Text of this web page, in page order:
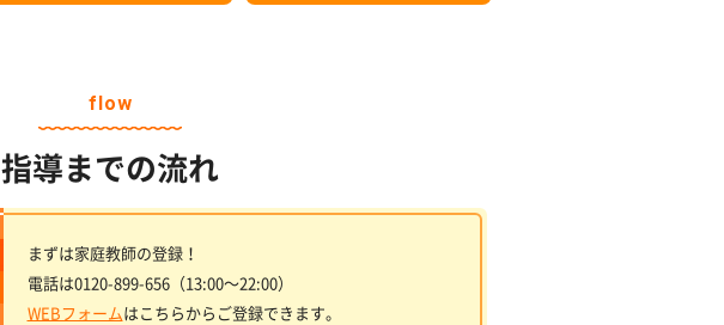
flow
指導までの流れ
まずは家庭教師の登録！
電話は0120-899-656（13:00〜22:00）
WEBフォームはこちらからご登録できます。